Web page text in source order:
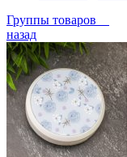
Группы товаров
назад